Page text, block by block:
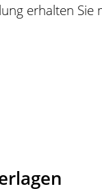
erhalten